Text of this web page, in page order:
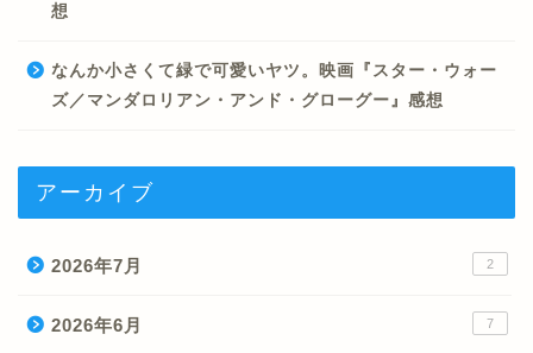
想
なんか小さくて緑で可愛いヤツ。映画『スター・ウォー
ズ／マンダロリアン・アンド・グローグー』感想
アーカイブ
2026年7月 2
2026年6月 7